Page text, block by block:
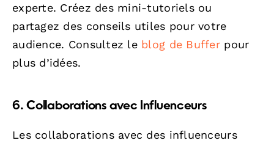
experte. Créez des mini-tutoriels ou
partagez des conseils utiles pour votre
audience. Consultez le blog de Buffer pour
plus d’idées.
6. Collaborations avec Influenceurs
Les collaborations avec des influenceurs